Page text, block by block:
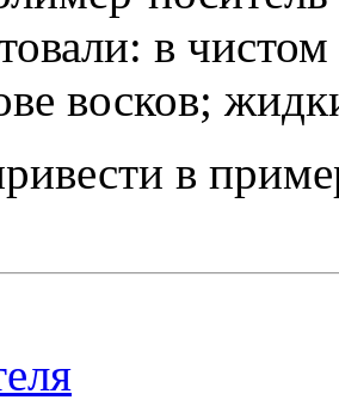
в
восков;
в